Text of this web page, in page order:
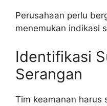
Perusahaan perlu
menemukan indikasi
Identifikasi
Serangan
Tim keamanan harus